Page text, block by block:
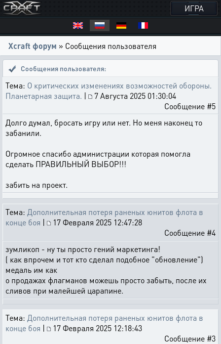
ИГРА
Xcraft форум » Сообщения пользователя
Сообщения пользователя:
Тема: О критических изменениях возможностей обороны.
Планетарная защита. |
7 Августа 2025 01:30:04
Сообщение #5
Долго думал, бросать игру или нет. Но меня наконец то
забанили.
Огромное спасибо администрации которая помогла
сделать ПРАВИЛЬНЫЙ ВЫБОР!!!
забить на проект.
Тема: Дополнительная потеря раненых юнитов флота в
конце боя |
17 Февраля 2025 12:47:28
Сообщение #4
зумликоп - ну ты просто гений маркетинга!
( как впрочем и тот кто сделал подобное "обновление")
медаль им как
о продажах флагманов можешь просто забыть, после их
сливов при малейшей царапине.
Тема: Дополнительная потеря раненых юнитов флота в
конце боя |
17 Февраля 2025 12:18:43
Сообщение #3